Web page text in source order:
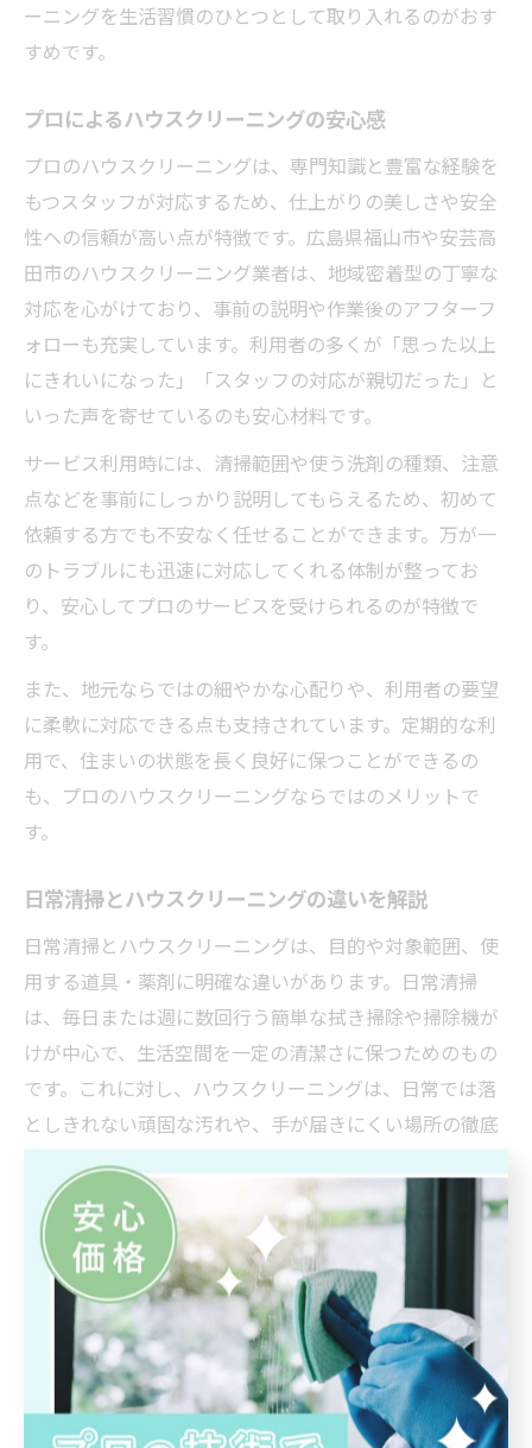
ーニングを生活習慣のひとつとして取り入れるのがおす
すめです。
プロによるハウスクリーニングの安心感
プロのハウスクリーニングは、専門知識と豊富な経験を
もつスタッフが対応するため、仕上がりの美しさや安全
性への信頼が高い点が特徴です。広島県福山市や安芸高
田市のハウスクリーニング業者は、地域密着型の丁寧な
対応を心がけており、事前の説明や作業後のアフターフ
ォローも充実しています。利用者の多くが「思った以上
にきれいになった」「スタッフの対応が親切だった」と
いった声を寄せているのも安心材料です。
サービス利用時には、清掃範囲や使う洗剤の種類、注意
点などを事前にしっかり説明してもらえるため、初めて
依頼する方でも不安なく任せることができます。万が一
のトラブルにも迅速に対応してくれる体制が整ってお
り、安心してプロのサービスを受けられるのが特徴で
す。
また、地元ならではの細やかな心配りや、利用者の要望
に柔軟に対応できる点も支持されています。定期的な利
用で、住まいの状態を長く良好に保つことができるの
も、プロのハウスクリーニングならではのメリットで
す。
日常清掃とハウスクリーニングの違いを解説
日常清掃とハウスクリーニングは、目的や対象範囲、使
用する道具・薬剤に明確な違いがあります。日常清掃
は、毎日または週に数回行う簡単な拭き掃除や掃除機が
けが中心で、生活空間を一定の清潔さに保つためのもの
です。これに対し、ハウスクリーニングは、日常では落
としきれない頑固な汚れや、手が届きにくい場所の徹底
清掃が目的となります。
例えば、浴室のカビ取りやキッチンの油汚れ、エアコン
内部の洗浄などは、専用の薬剤や高圧洗浄機などプロの
機材が必要な場合が多く、一般家庭の掃除道具では対応
が難しいケースが多いです。ハウスクリーニングは、こ
うした専門的な清掃を短時間で効率よく行うため、仕上
がりの質や衛生面でも大きな差が生まれます。
また、プロによる清掃は住まいの劣化防止や、長期的な